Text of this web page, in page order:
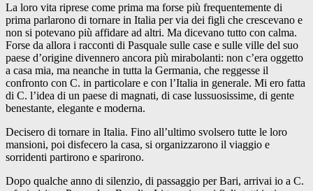
La loro vita riprese come prima ma forse più frequentemente di
prima parlarono di tornare in Italia per via dei figli che crescevano e
non si potevano più affidare ad altri. Ma dicevano tutto con calma.
Forse da allora i racconti di Pasquale sulle case e sulle ville del suo
paese d’origine divennero ancora più mirabolanti: non c’era oggetto
a casa mia, ma neanche in tutta la Germania, che reggesse il
confronto con C. in particolare e con l’Italia in generale. Mi ero fatta
di C. l’idea di un paese di magnati, di case lussuosissime, di gente
benestante, elegante e moderna.
Decisero di tornare in Italia. Fino all’ultimo svolsero tutte le loro
mansioni, poi disfecero la casa, si organizzarono il viaggio e
sorridenti partirono e sparirono.
Dopo qualche anno di silenzio, di passaggio per Bari, arrivai io a C.